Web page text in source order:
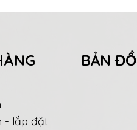
- lắp đặt
BẢN ĐỒ